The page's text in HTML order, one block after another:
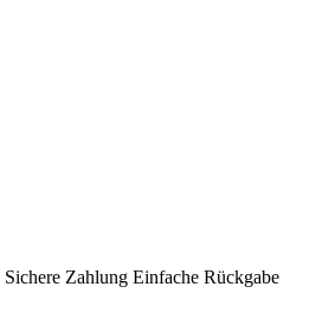
Sichere Zahlung Einfache Rückgabe